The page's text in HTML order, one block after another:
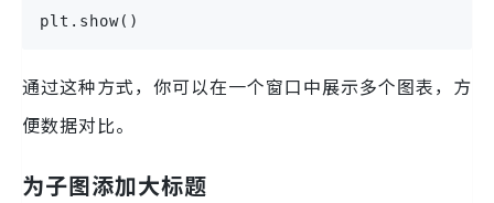
plt.show()
通过这种方式，你可以在一个窗口中展示多个图表，方
便数据对比。
为子图添加大标题